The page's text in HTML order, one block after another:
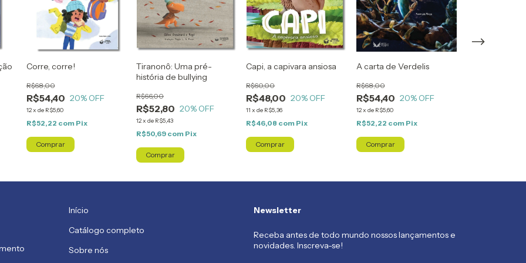
Corre, corre!
R$54,40
R$68,00
20% OFF
12x de R$5,60
R$52,22 com Pix
Tiranonô: Uma pré-
história de bullying
R$52,80
R$66,00
20% OFF
12x de R$5,43
R$50,69 com Pix
Capi, a capivara ansiosa
R$48,00
R$60,00
20% OFF
11 xde R$5,36
R$46,08 com Pix
A carta de Verdelis
R$54,40
R$68,00
20% OFF
12x de R$5,60
R$52,22 com Pix
Início
Catálogo completo
Sobre nós
Newsletter
Receba antes de todo mundo nossos lançamentos e
novidades. Inscreva-se!